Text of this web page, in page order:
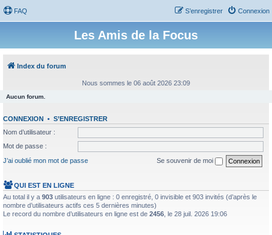
FAQ Connexion
S’enregistrer
Les Amis de la Focus
Index du forum
Nous sommes le 06 août 2026 23:09
Aucun forum.
CONNEXION • S’ENREGISTRER
Nom d’utilisateur :
Mot de passe :
J’ai oublié mon mot de passe
Se souvenir de moi
QUI EST EN LIGNE
Au total il y a 903 utilisateurs en ligne : 0 enregistré, 0 invisible et 903 invités (d’après le
nombre d’utilisateurs actifs ces 5 dernières minutes)
Le record du nombre d’utilisateurs en ligne est de 2456 , le 28 juil. 2026 19:06